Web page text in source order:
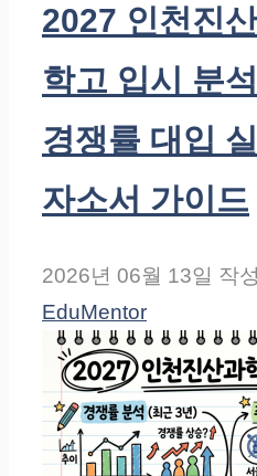
2027 인천진
학고 입시 분
경쟁률 대입
자소서 가이드
2026년 06월 13일 작
EduMentor